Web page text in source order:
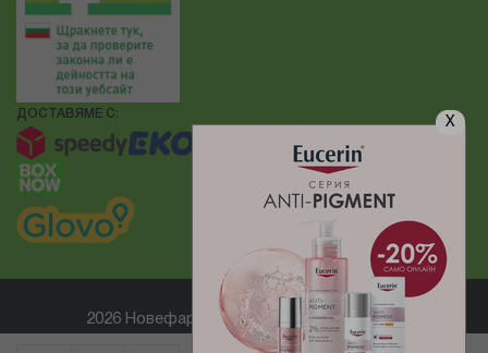
X
ДОСТАВЯМЕ С:
2026 Новефарм ® Всички права запазени
Електронен магазин